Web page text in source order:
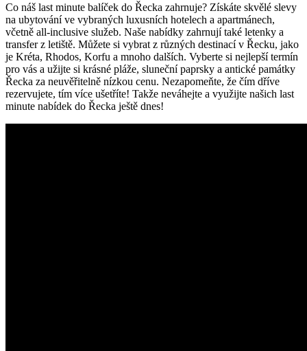
Co náš last minute balíček do Řecka zahrnuje? Získáte skvělé slevy
na ubytování ve vybraných luxusních hotelech a apartmánech,
včetně all-inclusive služeb. Naše nabídky zahrnují také letenky a
transfer z letiště. Můžete si vybrat z různých destinací v Řecku, jako
je Kréta, Rhodos, Korfu a mnoho dalších. Vyberte si nejlepší termín
pro vás a užijte si krásné pláže, sluneční paprsky a antické památky
Řecka za neuvěřitelně nízkou cenu. Nezapomeňte, že čím dříve
rezervujete, tím více ušetříte! Takže neváhejte a využijte našich last
minute nabídek do Řecka ještě dnes!